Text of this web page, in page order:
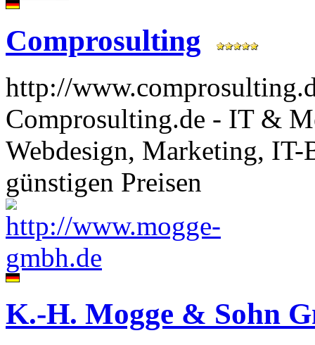
Comprosulting
http://
Comprosulting.de - IT &
Webdesign, Marketing, IT-
günstigen Preisen
K.-H. Mogge & Sohn